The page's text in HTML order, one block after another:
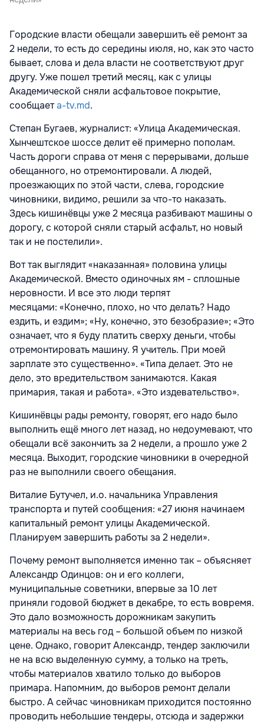
Городские власти обещали завершить её ремонт за
2 недели, то есть до середины июля, но, как это часто
бывает, слова и дела власти не соответствуют друг
другу. Уже пошел третий месяц, как с улицы
Академической сняли асфальтовое покрытие,
сообщаетa-tv.md.
Степан Бугаев, журналист: «Улица Академическая.
Хынчештское шоссе делит её примерно пополам.
Часть дороги справа от меня с перерывами, дольше
обещанного, но отремонтировали. А людей,
проезжающих по этой части, слева, городские
чиновники, видимо, решили за что-то наказать.
Здесь кишинёвцы уже 2 месяца разбивают машины о
дорогу, с которой сняли старый асфальт, но новый
так и не постелили».
Вот так выглядит «наказанная» половина улицы
Академической. Вместо одиночных ям - сплошные
неровности. И все это люди терпят
месяцами: «Конечно, плохо, но что делать? Надо
ездить, и ездим»; «Ну, конечно, это безобразие»; «Это
означает, что я буду платить сверху деньги, чтобы
отремонтировать машину. Я учитель. При моей
зарплате это существенно». «Типа делает. Это не
дело, это вредительством занимаются. Какая
примария, такая и работа». «Это издевательство».
Кишинёвцы рады ремонту, говорят, его надо было
выполнить ещё много лет назад, но недоумевают, что
обещали всё закончить за 2 недели, а прошло уже 2
месяца. Выходит, городские чиновники в очередной
раз не выполнили своего обещания.
Виталие Бутучел, и.о. начальника Управления
транспорта и путей сообщения: «27 июня начинаем
капитальный ремонт улицы Академической.
Планируем завершить работы за 2 недели».
Почему ремонт выполняется именно так – объясняет
Александр Одинцов: он и его коллеги,
муниципальные советники, впервые за 10 лет
приняли годовой бюджет в декабре, то есть вовремя.
Это дало возможность дорожникам закупить
материалы на весь год – большой объем по низкой
цене. Однако, говорит Александр, тендер заключили
не на всю выделенную сумму, а только на треть,
чтобы материалов хватило только до выборов
примара. Напомним, до выборов ремонт делали
быстро. А сейчас чиновникам приходится постоянно
проводить небольшие тендеры, отсюда и задержки